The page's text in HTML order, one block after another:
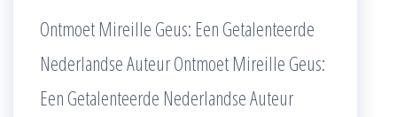
Ontmoet Mireille Geus: Een Getalenteerde
Nederlandse Auteur Ontmoet Mireille Geus:
Een Getalenteerde Nederlandse Auteur